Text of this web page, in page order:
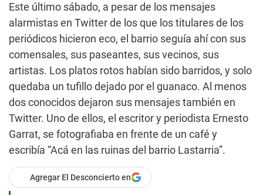
Este último sábado, a pesar de los mensajes
alarmistas en Twitter de los que los titulares de los
periódicos hicieron eco, el barrio seguía ahí con sus
comensales, sus paseantes, sus vecinos, sus
artistas. Los platos rotos habían sido barridos, y solo
quedaba un tufillo dejado por el guanaco. Al menos
dos conocidos dejaron sus mensajes también en
Twitter. Uno de ellos, el escritor y periodista Ernesto
Garrat, se fotografiaba en frente de un café y
escribía “Acá en las ruinas del barrio Lastarria”.
Agregar El Desconcierto en